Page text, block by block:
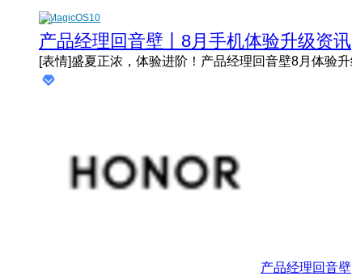
MagicOS10
产品经理回音壁丨8月手机体验升级资讯
产品经理回音壁